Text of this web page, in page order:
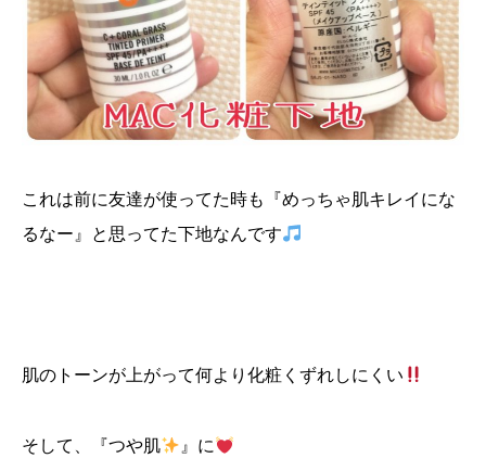
これは前に友達が使ってた時も『めっちゃ肌キレイにな
るなー』と思ってた下地なんです
肌のトーンが上がって何より化粧くずれしにくい
そして、『つや肌 』に